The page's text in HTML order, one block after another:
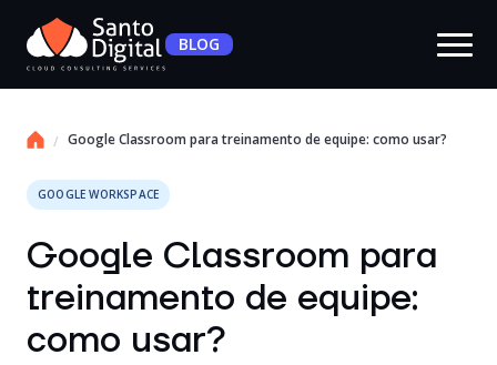
BLOG
Google Classroom para treinamento de equipe: como usar?
GOOGLE WORKSPACE
Google Classroom para
treinamento de equipe:
como usar?